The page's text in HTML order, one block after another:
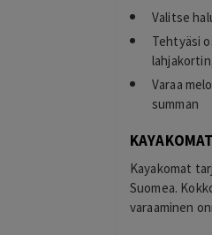
Valitse
Tehtyäsi
Varaa
summan
Kayakomat
Suomea.
varaaminen